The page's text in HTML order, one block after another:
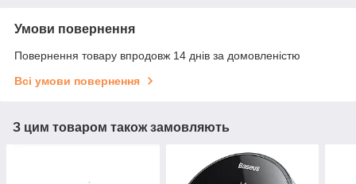
Умови повернення
Повернення товару впродовж 14 днів за домовленістю
Всі умови повернення
З цим товаром також замовляють